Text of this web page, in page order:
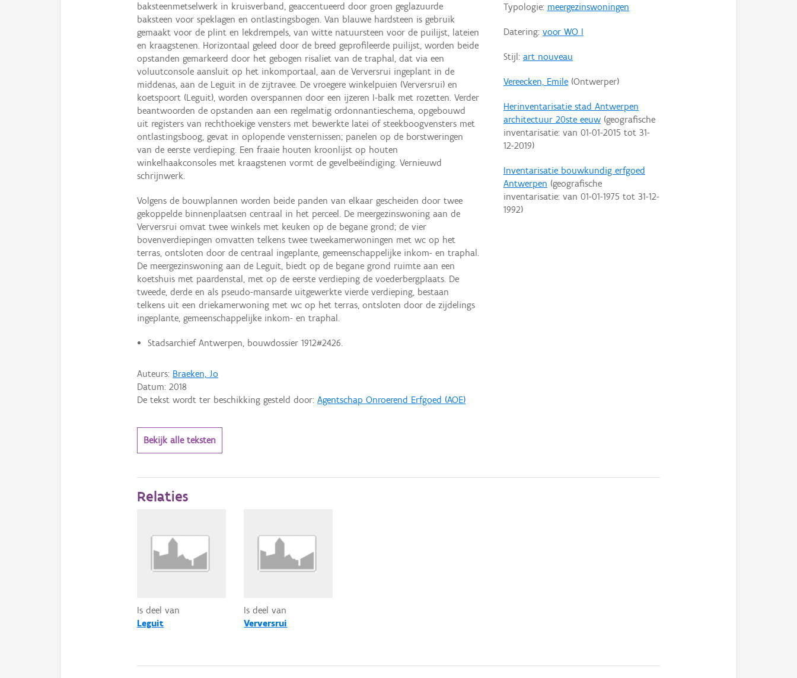
Typologie: meergezinswoningen
Datering: voor WO I
Stijl: art nouveau
Vereecken, Emile(Ontwerper)
Herinventarisatie stad Antwerpen
architectuur 20ste eeuw(geografische
inventarisatie: van 01-01-2015 tot 31-
12-2019)
Inventarisatie bouwkundig erfgoed
Antwerpen (geografische
inventarisatie: van 01-01-1975 tot 31-12-
1992)
baksteenmetselwerk in kruisverband, geaccentueerd door groen geglazuurde
baksteen voor speklagen en ontlastingsbogen. Van blauwe hardsteen is gebruik
gemaakt voor de plint en lekdrempels, van witte natuursteen voor de puilijst, lateien
en kraagstenen. Horizontaal geleed door de breed geprofileerde puilijst, worden beide
opstanden gemarkeerd door het gebogen risaliet van de traphal, dat via een
voluutconsole aansluit op het inkomportaal, aan de Verversrui ingeplant in de
middenas, aan de Leguit in de zijtravee. De vroegere winkelpuien (Verversrui) en
koetspoort (Leguit), worden overspannen door een ijzeren I-balk met rozetten. Verder
beantwoorden de opstanden aan een regelmatig ordonnantieschema, opgebouwd
uit registers van rechthoekige vensters met bewerkte latei of steekboogvensters met
ontlastingsboog, gevat in oplopende vensternissen; panelen op de borstweringen
van de eerste verdieping. Een fraaie houten kroonlijst op houten
winkelhaakconsoles met kraagstenen vormt de gevelbeëindiging. Vernieuwd
schrijnwerk.
Volgens de bouwplannen worden beide panden van elkaar gescheiden door twee
gekoppelde binnenplaatsen centraal in het perceel. De meergezinswoning aan de
Verversrui omvat twee winkels met keuken op de begane grond; de vier
bovenverdiepingen omvatten telkens twee tweekamerwoningen met wc op het
terras, ontsloten door de centraal ingeplante, gemeenschappelijke inkom- en traphal.
De meergezinswoning aan de Leguit, biedt op de begane grond ruimte aan een
koetshuis met paardenstal, met op de eerste verdieping de voederbergplaats. De
tweede, derde en als pseudo-mansarde uitgewerkte vierde verdieping, bestaan
telkens uit een driekamerwoning met wc op het terras, ontsloten door de zijdelings
ingeplante, gemeenschappelijke inkom- en traphal.
Stadsarchief Antwerpen, bouwdossier 1912#2426.
Auteurs: Braeken, Jo
Datum:2018
De tekst wordt ter beschikking gesteld door:Agentschap Onroerend Erfgoed (AOE)
Bekijk alle teksten
Relaties
Is deel van
Leguit
Is deel van
Verversrui